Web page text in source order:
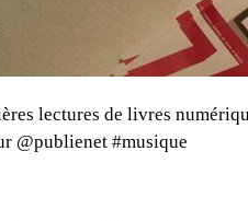
lectures de livres
@publienet #musique